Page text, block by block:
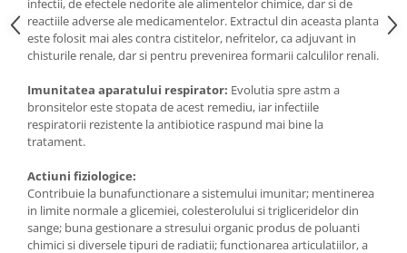
infectii, de efectele nedorite ale alimentelor chimice, dar si de
reactiile adverse ale medicamentelor. Extractul din aceasta planta
este folosit mai ales contra cistitelor, nefritelor, ca adjuvant in
chisturile renale, dar si pentru prevenirea formarii calculilor renali.
Imunitatea aparatului respirator: Evolutia spre astm a
bronsitelor este stopata de acest remediu, iar infectiile
respiratorii rezistente la antibiotice raspund mai bine la
tratament.
Actiuni fiziologice:
Contribuie la bunafunctionare a sistemului imunitar; mentinerea
in limite normale a glicemiei, colesterolului si trigliceridelor din
sange; buna gestionare a stresului organic produs de poluanti
chimici si diversele tipuri de radiatii; functionarea articulatiilor, a